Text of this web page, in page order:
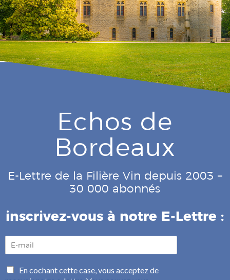
Echos de
Bordeaux
E-Lettre de la Filière Vin depuis 2003 –
30 000 abonnés
inscrivez-vous à notre E-Lettre :
a
C
En cochant cette case, vous acceptez de